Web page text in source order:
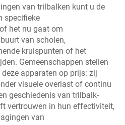
van trilbalken kunt u de
specifieke
het nu gaat om
van scholen,
kruispunten of het
Gemeenschappen stellen
apparaten op prijs: zij
visuele overlast of continu
geschiedenis van trilbalk-
vertrouwen in hun effectiviteit,
van